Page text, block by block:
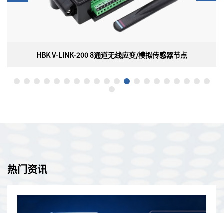
HBK V-LINK-200 8通道无线应变/模拟传感器节点
HBK V-LINK-200 8通道无线应变/模拟传感器节点
热门资讯